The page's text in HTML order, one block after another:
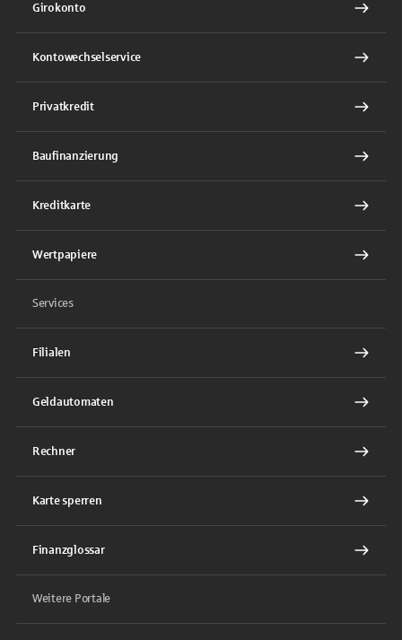
Girokonto
Kontowechselservice
Privatkredit
Baufinanzierung
Kreditkarte
Wertpapiere
Services
Filialen
Geldautomaten
Rechner
Karte sperren
Finanzglossar
Weitere Portale